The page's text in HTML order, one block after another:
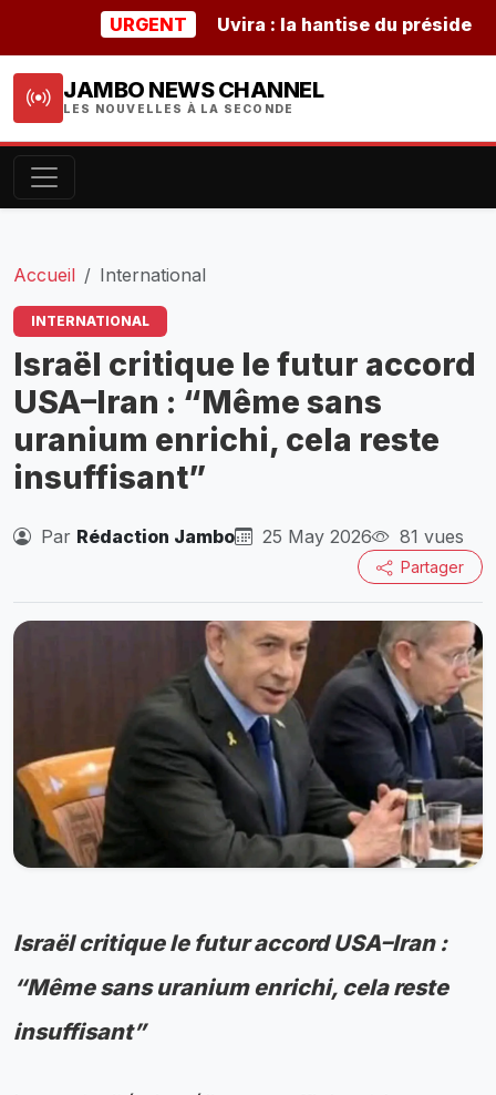
URGENT Uvira : la hantise du président
JAMBO NEWS CHANNEL
LES NOUVELLES À LA SECONDE
Accueil International
INTERNATIONAL
Israël critique le futur accord
USA–Iran : “Même sans
uranium enrichi, cela reste
insuffisant”
Par Rédaction Jambo 25 May 2026 81 vues
Partager
Israël critique le futur accord USA–Iran :
“Même sans uranium enrichi, cela reste
insuffisant”